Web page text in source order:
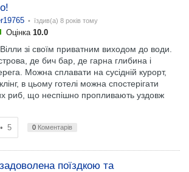
• їздив(а) 8 років тому
Оцінка 10.0
зі своїм приватним виходом до води.
де бич бар, де гарна глибина і
Можна сплавати на сусідній курорт,
в цьому готелі можна спостерігати
риб, що неспішно пропливають уздовж
• 5 0 Коментарів
поїздкою та